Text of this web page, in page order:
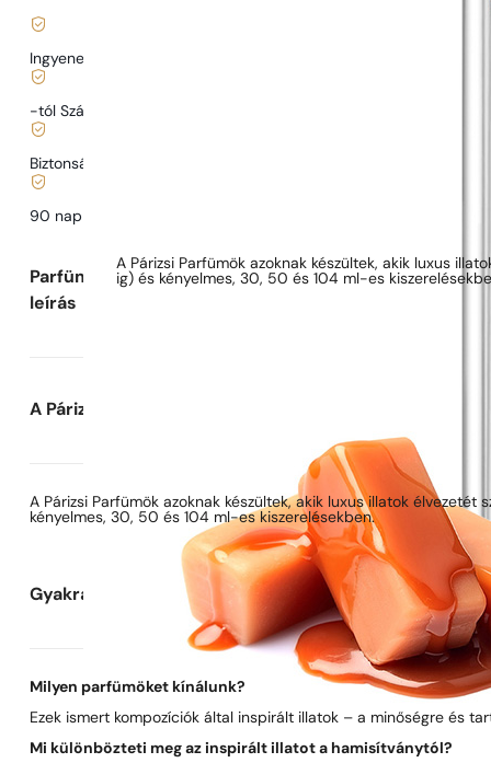
Ingyenes szállítás
-tól Szállítás
Biztonságos vásárlás és fizetés
90 nap az illat
Parfüm
leírás
A Párizsi Parfümök azoknak készültek, akik luxus
ig) és kényelmes, 30, 50 és 104 ml-es
A Párizsi Parfümök-ről
A Párizsi Parfümök azoknak készültek, akik luxus illatok
kényelmes, 30, 50 és 104 ml-es kiszerelésekben.
Gyakran ismételt kérdések
Milyen parfümöket kínálunk?
Ezek ismert kompozíciók által inspirált illatok – a minőségre és
Mi különbözteti meg az inspirált illatot a hamisítványtól?